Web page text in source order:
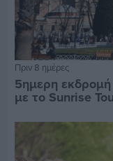
Πριν 8 ημέρες
5ημερη
με το Sunrise